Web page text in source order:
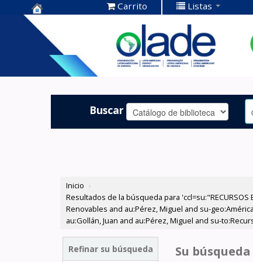
Centro de
Documentación
OLADE -
Carrito Listas
Buscar
Inicio ›
Resultados de la búsqueda para
Renovables and au:Pérez, Miguel and su-
au:Gollán, Juan and au:Pérez, Miguel and su-
Refinar su búsqueda Su